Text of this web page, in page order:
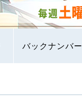
バックナンバー